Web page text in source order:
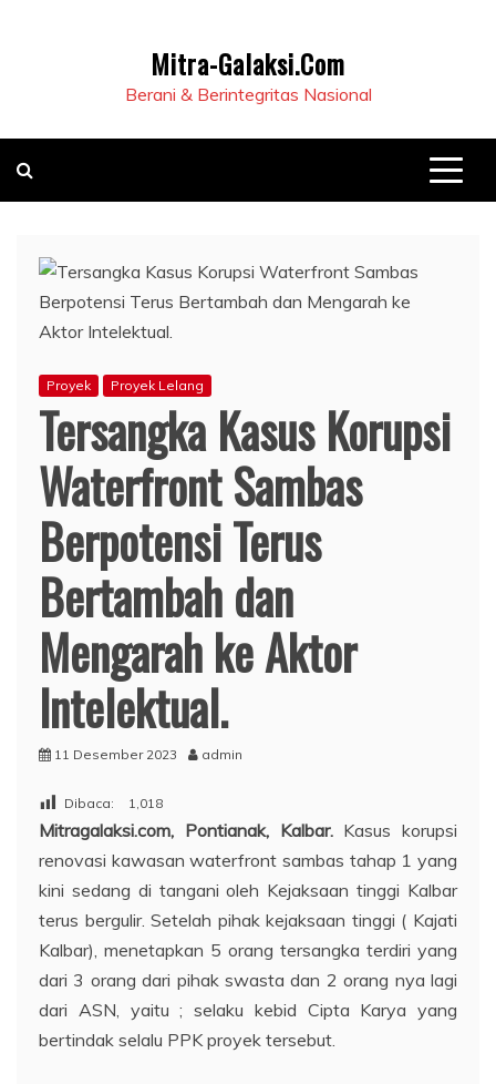
Mitra-Galaksi.Com
Berani & Berintegritas Nasional
Proyek Proyek Lelang
Tersangka Kasus Korupsi
Waterfront Sambas
Berpotensi Terus
Bertambah dan
Mengarah ke Aktor
Intelektual.
11 Desember 2023 admin
Dibaca: 1,018
Mitragalaksi.com, Pontianak, Kalbar. Kasus korupsi
renovasi kawasan waterfront sambas tahap 1 yang
kini sedang di tangani oleh Kejaksaan tinggi Kalbar
terus bergulir. Setelah pihak kejaksaan tinggi ( Kajati
Kalbar), menetapkan 5 orang tersangka terdiri yang
dari 3 orang dari pihak swasta dan 2 orang nya lagi
dari ASN, yaitu ; selaku kebid Cipta Karya yang
bertindak selalu PPK proyek tersebut.